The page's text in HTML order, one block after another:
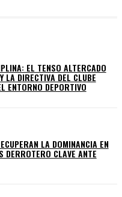
EL TENSO ALTERCADO
LA DIRECTIVA DEL CLUBE
ENTORNO DEPORTIVO
LA DOMINANCIA EN
DERROTERO CLAVE ANTE